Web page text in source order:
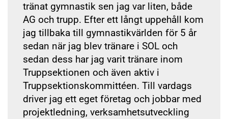
tränat gymnastik sen jag var liten, både
AG och trupp. Efter ett långt uppehåll kom
jag tillbaka till gymnastikvärlden för 5 år
sedan när jag blev tränare i SOL och
sedan dess har jag varit tränare inom
Truppsektionen och även aktiv i
Truppsektionskommittéen. Till vardags
driver jag ett eget företag och jobbar med
projektledning, verksamhetsutveckling